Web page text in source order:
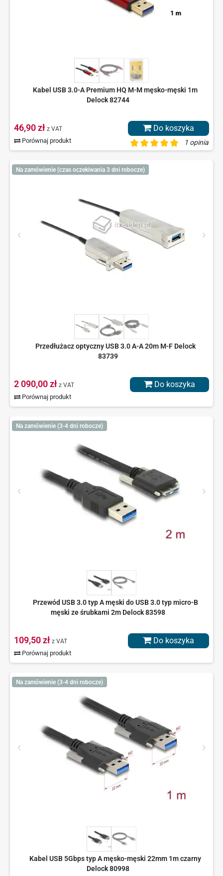
1 opinia
Kabel USB 3.0-A Premium HQ M-M męsko-męski 1m
Delock 82744
46,90 zł z VAT
Porównaj produkt
Do koszyka
Na zamówienie (czas oczekiwania 3 dni robocze)
Przedłużacz optyczny USB 3.0 A-A 20m M-F Delock
83739
2 090,00 zł z VAT
Porównaj produkt
Do koszyka
Na zamówienie (3-4 dni robocze)
Przewód USB 3.0 typ A męski do USB 3.0 typ micro-B
męski ze śrubkami 2m Delock 83598
109,50 zł z VAT
Porównaj produkt
Do koszyka
Na zamówienie (3-4 dni robocze)
Kabel USB 5Gbps typ A męsko-męski 22mm 1m czarny
Delock 80998